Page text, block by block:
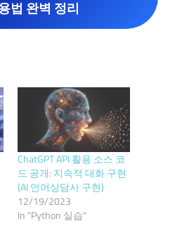
법 완벽 정리
ChatGPT API 활용 소스 코
드 공개: 지속적 대화 구현
(AI 언어상담사 구현)
12/19/2023
In "Python 실습"